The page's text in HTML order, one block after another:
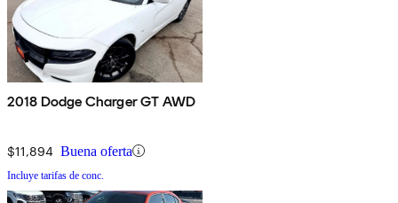
2018 Dodge Charger GT AWD
$11,894 Buena oferta
Incluye tarifas de conc.